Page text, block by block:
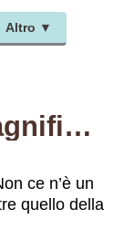
Altro ▼
La Neve E Il Suo Magnifico Silenzio. Non Ce N’è Un Altro Che Valga Il Nome Di Silenzio, Oltre Quello Della Neve Sul Tetto E Sulla Terra.
ce n’è un
quello della